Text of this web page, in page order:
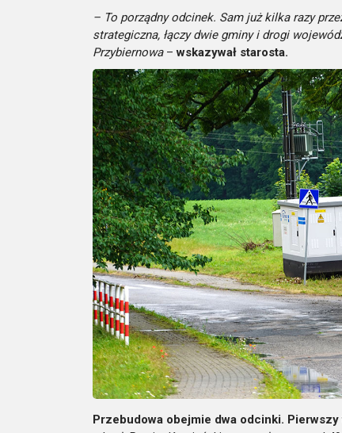
– To porządny odcinek. Sam już kilka razy
strategiczna, łączy dwie gminy i drogi
Przybiernowa–wskazywał starosta.
Przebudowa obejmie dwa odcinki. Pierwszy